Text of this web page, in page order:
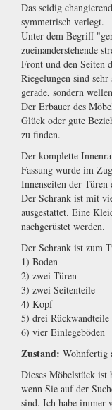
Das seidig
symmetrisch verlegt.
Unter dem Begriff
zueinanderstehende
Front und den Seiten
Riegelungen sind
gerade, sondern
Der Erbauer des
Glück oder gute
zu finden.
Der komplette
Fassung wurde im
Innenseiten der Türen
Der Schrank ist mit
ausgestattet. Eine
nachgerüstet werden.
Der Schrank ist zum
1) Boden
2) zwei Türen
3) zwei Seitenteile
4) Kopf
5) drei Rückwandteile
6) vier Einlegeböden
Zustand: Wohnfertig
Dieses Möbelstück ist
wenn Sie auf der
sind. Ich habe immer